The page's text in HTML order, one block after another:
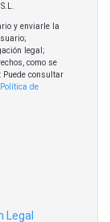
y enviarle la
legal;
como se
: Puede consultar
Política de
Legal